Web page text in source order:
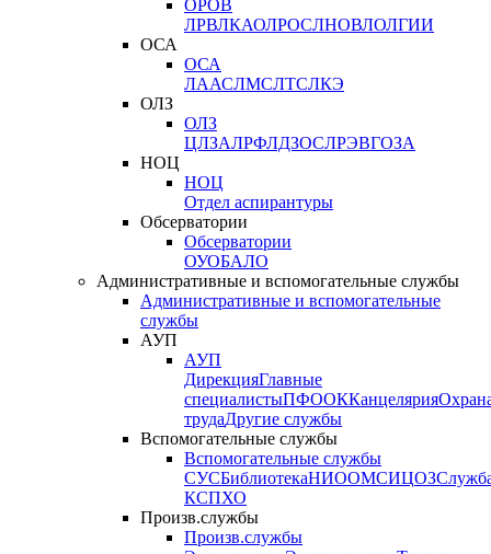
ОРОВ
ЛРВЛКАОЛРОСЛНОВЛОЛГИИ
ОСА
ОСА
ЛААСЛМСЛТСЛКЭ
ОЛЗ
ОЛЗ
ЦЛЗАЛРФЛДЗОСЛРЭВГОЗА
НОЦ
НОЦ
Отдел аспирантуры
Обсерватории
Обсерватории
ОУОБАЛО
Административные и вспомогательные службы
Административные и вспомогательные
службы
АУП
АУП
ДирекцияГлавные
специалистыПФООККанцелярия
трудаДругие службы
Вспомогательные службы
Вспомогательные службы
СУСБиблиотекаНИООМСИЦОЗ
КСПХО
Произв.службы
Произв.службы